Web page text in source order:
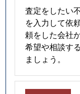
査定をしたい
を入力して依
頼をした会社
希望や相談す
ましょう。